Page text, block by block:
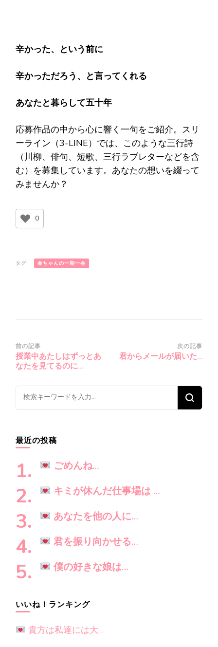
辛かった、という前に
辛かっただろう、と言ってくれる
あなたと暮らして五十年
応募作品の中から心に響く一句をご紹介。スリ
ーライン（3-LINE）では、このような三行詩
（川柳、俳句、短歌、三行ラブレターなどを含
む）を募集しています。あなたの想いを綴って
みませんか？
0
タグ: 金ちゃんの一期一会
投
稿
ビ
ゲ
ョ
前の記事
授業中あたしはずっとあ
なたを見てるのに…
次の記事
君からメールが届いた…
な
に
お
探
し
で
す
か
?
最近の投稿
ごめんね…
キミが休んだ仕事場は …
あなたを他の人に…
君を振り向かせる…
僕の好きな娘は…
いいね！ランキング
貴方は私達には大…